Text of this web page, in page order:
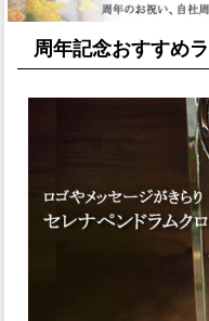
周年記念おすすめ